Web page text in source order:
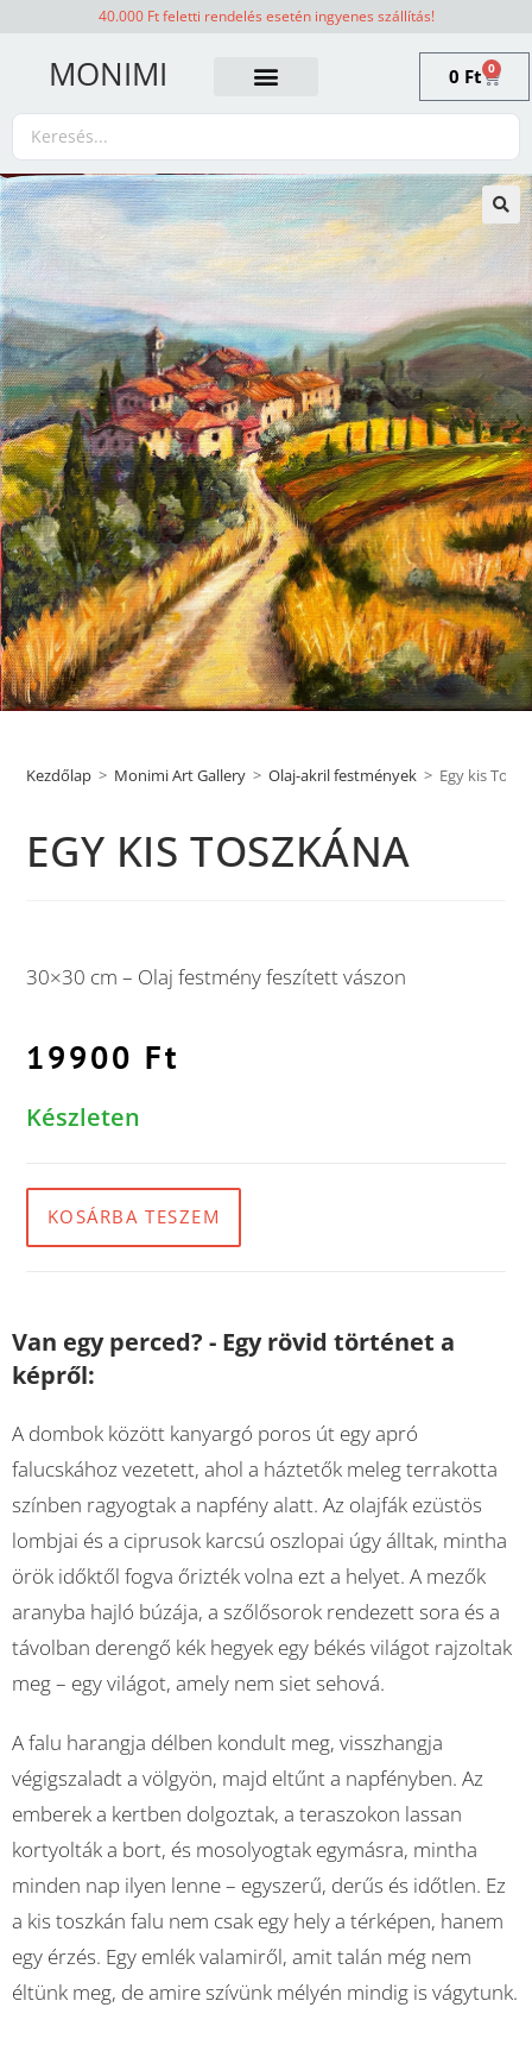
40.000 Ft feletti rendelés esetén ingyenes szállítás!
MONIMI 0 Ft 0
🔍
Kezdőlap > Monimi Art Gallery > Olaj-akril festmények > Egy kis
EGY KIS TOSZKÁNA
30×30 cm – Olaj festmény feszített vászon
19900 Ft
Készleten
KOSÁRBA TESZEM
Van egy perced? - Egy rövid történet a
képről:
A dombok között kanyargó poros út egy apró
falucskához vezetett, ahol a háztetők meleg terrakotta
színben ragyogtak a napfény alatt. Az olajfák ezüstös
lombjai és a ciprusok karcsú oszlopai úgy álltak, mintha
örök időktől fogva őrizték volna ezt a helyet. A mezők
aranyba hajló búzája, a szőlősorok rendezett sora és a
távolban derengő kék hegyek egy békés világot rajzoltak
meg – egy világot, amely nem siet sehová.
A falu harangja délben kondult meg, visszhangja
végigszaladt a völgyön, majd eltűnt a napfényben. Az
emberek a kertben dolgoztak, a teraszokon lassan
kortyolták a bort, és mosolyogtak egymásra, mintha
minden nap ilyen lenne – egyszerű, derűs és időtlen. Ez
a kis toszkán falu nem csak egy hely a térképen, hanem
egy érzés. Egy emlék valamiről, amit talán még nem
éltünk meg, de amire szívünk mélyén mindig is vágytunk.